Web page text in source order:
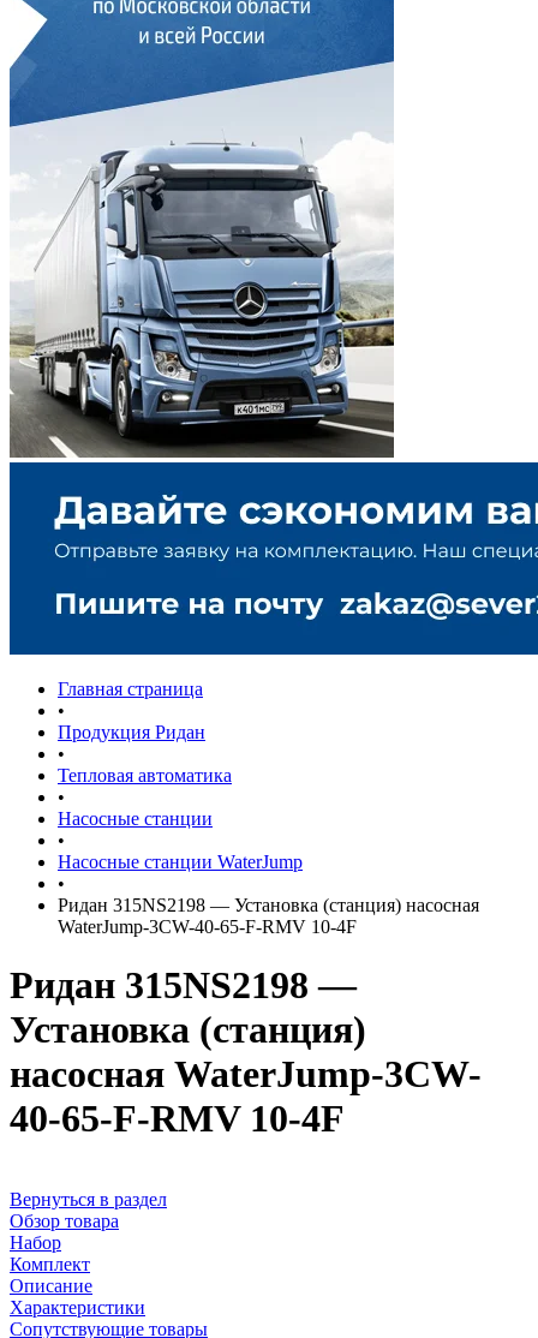
Главная страница
•
Продукция Ридан
•
Тепловая автоматика
•
Насосные станции
•
Насосные станции WaterJump
•
Ридан 315NS2198 — Установка (станция) насосная
WaterJump-3CW-40-65-F-RMV 10-4F
Ридан 315NS2198 —
Установка (станция)
насосная WaterJump-3CW-
40-65-F-RMV 10-4F
Вернуться в раздел
Обзор товара
Набор
Комплект
Описание
Характеристики
Сопутствующие товары